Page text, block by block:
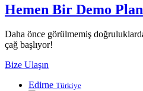
Hemen Bir Demo
Daha önce görülmemiş
çağ başlıyor!
Bize Ulaşın
Edirne Türkiye